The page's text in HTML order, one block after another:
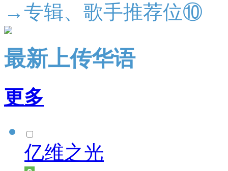
→专辑、歌手推荐位⑩
最新上传华语
更多
亿维之光